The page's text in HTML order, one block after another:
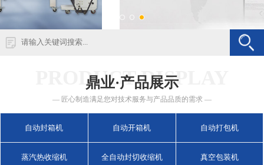
PRODUCT DISPLAY
鼎业·产品展示
— 匠心制造满足您对技术服务与产品品质的需求 —
自动封箱机 自动开箱机 自动打包机
蒸汽热收缩机 全自动封切收缩机 真空包装机